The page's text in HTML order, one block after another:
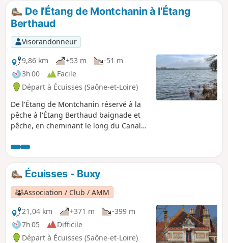
De l'Étang de Montchanin à l'Étang
Berthaud
Visorandonneur
9,86 km
+53 m
-51 m
3h 00
Facile
Départ à Écuisses (Saône-et-Loire)
De l'Étang de Montchanin réservé à la
pêche à l'Étang Berthaud baignade et
pêche, en cheminant le long du Canal
Saône entre Digoin et Châlon sur Saône)
entre le Pont Jeanne Rose et la première
écluse côté Atlantique, en passant par
le barrage, un sentier aménagé avec
indication de la faune et de la flore, la
digue et la plage de Berthaud,
Montchanin le Haut (commune de Saint-
Eusèbe), et le Bon Enfant (Hameau de
Saint-Laurent-d'Andenay).
Écuisses - Buxy
Association / Club / AMM
21,04 km
+371 m
-399 m
7h 05
Difficile
Départ à Écuisses (Saône-et-Loire)